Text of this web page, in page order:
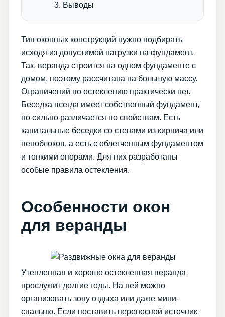
Выводы
Тип оконных конструкций нужно подбирать
исходя из допустимой нагрузки на фундамент.
Так, веранда строится на одном фундаменте с
домом, поэтому рассчитана на большую массу.
Ограничений по остеклению практически нет.
Беседка всегда имеет собственный фундамент,
но сильно различается по свойствам. Есть
капитальные беседки со стенами из кирпича или
пеноблоков, а есть с облегченным фундаментом
и тонкими опорами. Для них разработаны
особые правила остекления.
Особенности окон
для веранды
Утепленная и хорошо остекленная веранда
прослужит долгие годы. На ней можно
организовать зону отдыха или даже мини-
спальню. Если поставить переносной источник